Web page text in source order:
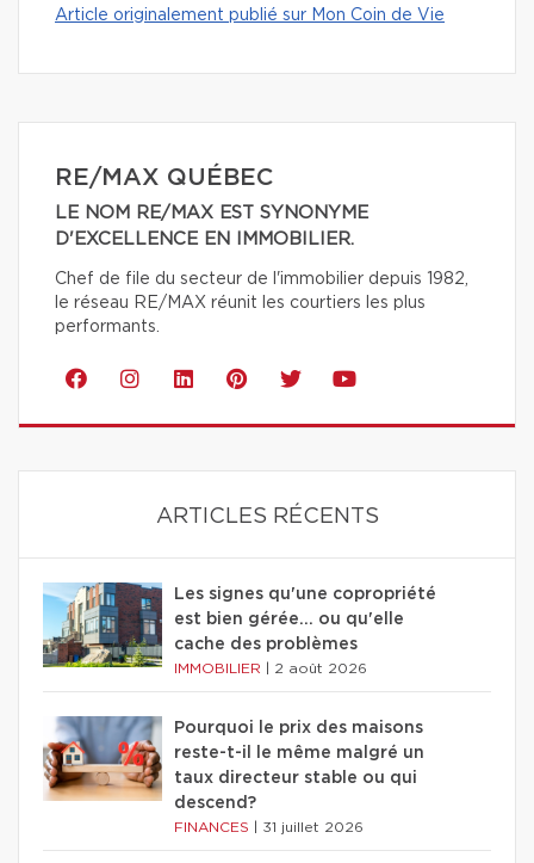
Article originalement publié sur Mon Coin de Vie
RE/MAX QUÉBEC
LE NOM RE/MAX EST SYNONYME
D'EXCELLENCE EN IMMOBILIER.
Chef de file du secteur de l'immobilier depuis 1982,
le réseau RE/MAX réunit les courtiers les plus
performants.
ARTICLES RÉCENTS
Les signes qu'une copropriété
est bien gérée… ou qu'elle
cache des problèmes
IMMOBILIER 2 août 2026
Pourquoi le prix des maisons
reste-t-il le même malgré un
taux directeur stable ou qui
descend?
FINANCES 31 juillet 2026